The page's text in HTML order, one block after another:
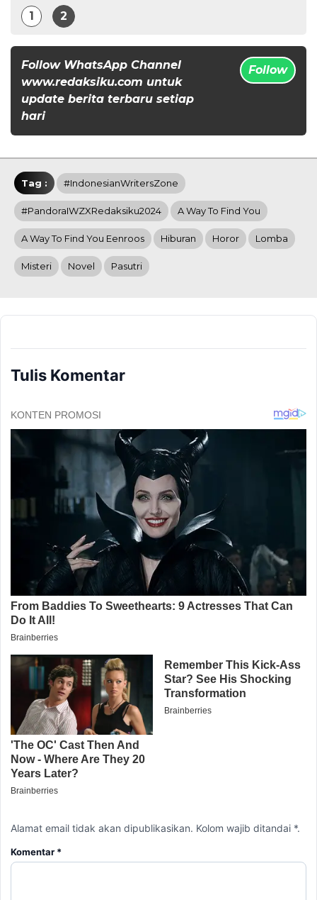
1
2
Follow WhatsApp Channel
www.redaksiku.com untuk
update berita terbaru setiap
hari
Follow
Tag : #IndonesianWritersZone
#PandoraIWZXRedaksiku2024 A Way To Find You
A Way To Find You Eenroos Hiburan Horor Lomba
Misteri Novel Pasutri
Tulis Komentar
Alamat email tidak akan dipublikasikan. Kolom wajib ditandai *.
Komentar *